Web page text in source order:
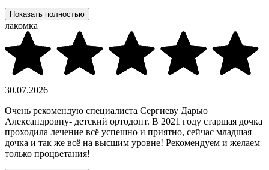
Показать полностью
лакомка
30.07.2026
Очень рекомендую специалиста Сергиеву Дарью
Александровну- детский ортодонт. В 2021 году старшая дочка
проходила лечение всё успешно и приятно, сейчас младшая
дочка и так же всё на высшим уровне! Рекомендуем и желаем
только процветания!